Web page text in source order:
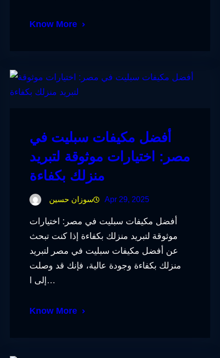
Know More
أفضل مكيفات سبليت في
مصر: اختيارات موثوقة لتبريد
منزلك بكفاءة
سوزان حسين Apr 29, 2025
أفضل مكيفات سبليت في مصر: اختيارات
موثوقة لتبريد منزلك بكفاءة إذا كنت تبحث
عن أفضل مكيفات سبليت في مصر لتبريد
منزلك بكفاءة وجودة عالية، فإنك قد وصلت
إلى ا…
Know More